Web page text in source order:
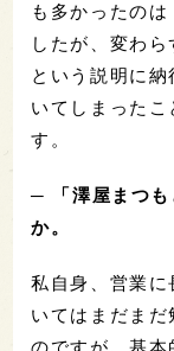
も多かったの
したが、変わ
という説明に
いてしまった
す。
─ 「澤屋まつも
か。
私自身、営業に
いてはまだま